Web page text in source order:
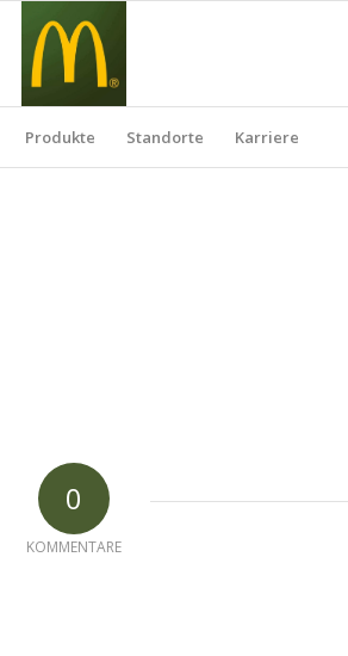
Produkte Standorte Karriere
0
KOMMENTARE